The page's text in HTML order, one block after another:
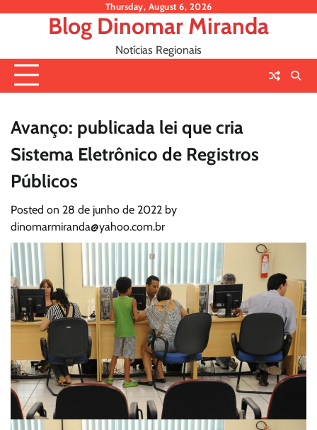
Thursday, August 6, 2026
Blog Dinomar Miranda
Notícias Regionais
Avanço: publicada lei que cria
Sistema Eletrônico de Registros
Públicos
Posted on 28 de junho de 2022 by
dinomarmiranda@yahoo.com.br